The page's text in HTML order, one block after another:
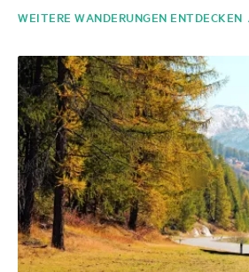
WEITERE WANDERUNGEN ENTDECKEN